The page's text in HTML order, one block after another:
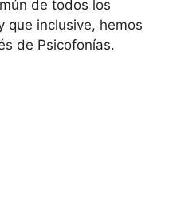
de todos los
que inclusive, hemos
de Psicofonías.